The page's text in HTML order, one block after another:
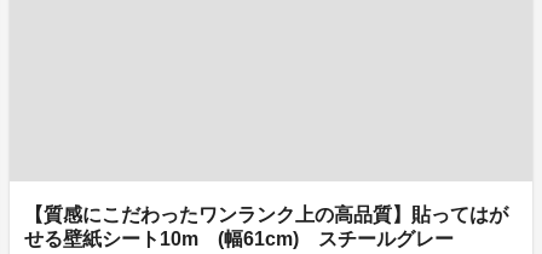
【質感にこだわったワンランク上の高品質】貼ってはが
せる壁紙シート10m (幅61cm) スチールグレー